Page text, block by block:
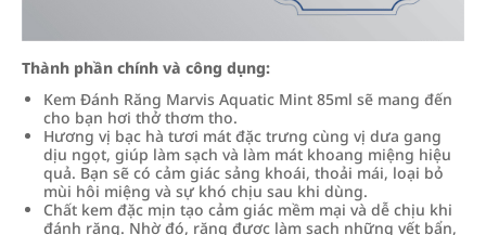
Thành phần chính và công dụng:
Kem Đánh Răng Marvis Aquatic Mint 85ml sẽ mang đến
cho bạn hơi thở thơm tho.
Hương vị bạc hà tươi mát đặc trưng cùng vị dưa gang
dịu ngọt, giúp làm sạch và làm mát khoang miệng hiệu
quả. Bạn sẽ có cảm giác sảng khoái, thoải mái, loại bỏ
mùi hôi miệng và sự khó chịu sau khi dùng.
Chất kem đặc mịn tạo cảm giác mềm mại và dễ chịu khi
đánh răng. Nhờ đó, răng được làm sạch những vết bẩn,